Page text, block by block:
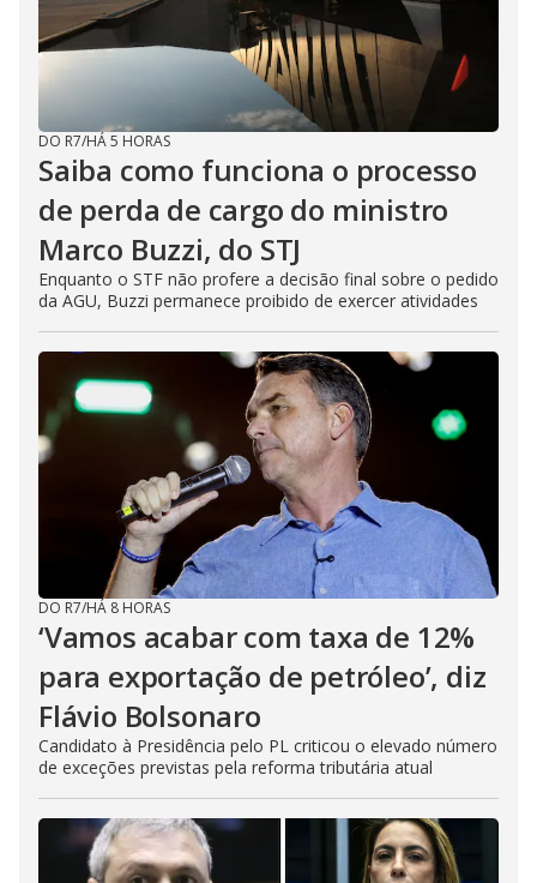
DO R7/HÁ 5 HORAS
Saiba como funciona o processo
de perda de cargo do ministro
Marco Buzzi, do STJ
Enquanto o STF não profere a decisão final sobre o pedido
da AGU, Buzzi permanece proibido de exercer atividades
DO R7/HÁ 8 HORAS
‘Vamos acabar com taxa de 12%
para exportação de petróleo’, diz
Flávio Bolsonaro
Candidato à Presidência pelo PL criticou o elevado número
de exceções previstas pela reforma tributária atual